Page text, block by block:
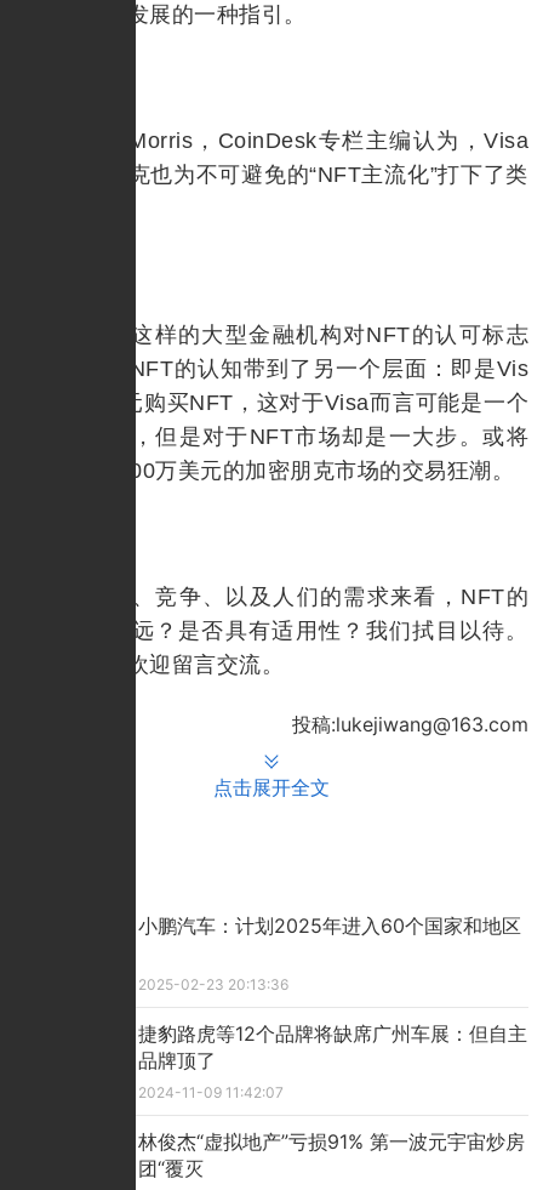
未来区块链发展的一种指引。
David Morris，CoinDesk专栏主编认为，Visa
购买加密朋克也为不可避免的“NFT主流化”打下了类
像Visa这样的大型金融机构对NFT的认可标志
或明显会将NFT的认知带到了另一个层面：即是Vis
a以15万美元购买NFT，这对于Visa而言可能是一个
微小的举动，但是对于NFT市场却是一大步。或将
继续引发2000万美元的加密朋克市场的交易狂潮。
从发展、竞争、以及人们的需求来看，NFT的
能否走得长远？是否具有适用性？我们拭目以待。
更多观点，欢迎留言交流。
投稿:lukejiwang@163.com
点击展开全文
小鹏汽车：计划2025年进入60个国家和地区
2025-02-23 20:13:36
捷豹路虎等12个品牌将缺席广州车展：但自主
品牌顶了
2024-11-09 11:42:07
林俊杰“虚拟地产”亏损91% 第一波元宇宙炒房
团“覆灭